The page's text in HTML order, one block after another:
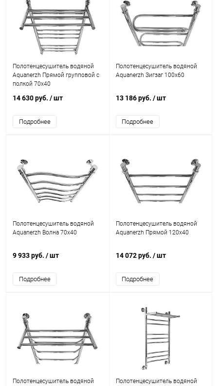
Полотенцесушитель водяной
Aquanerzh Прямой групповой с
полкой 70х40
14 630 руб. / шт
Подробнее
Полотенцесушитель водяной
Aquanerzh Зигзаг 100х60
13 186 руб. / шт
Подробнее
Полотенцесушитель водяной
Aquanerzh Волна 70х40
9 933 руб. / шт
Подробнее
Полотенцесушитель водяной
Aquanerzh Прямой 120х40
14 072 руб. / шт
Подробнее
Полотенцесушитель водяной
Полотенцесушитель водяной